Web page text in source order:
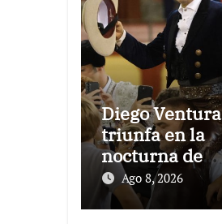
Diego Ventura
triunfa en la
nocturna de
rejones de El
Puerto
Ago 8, 2026